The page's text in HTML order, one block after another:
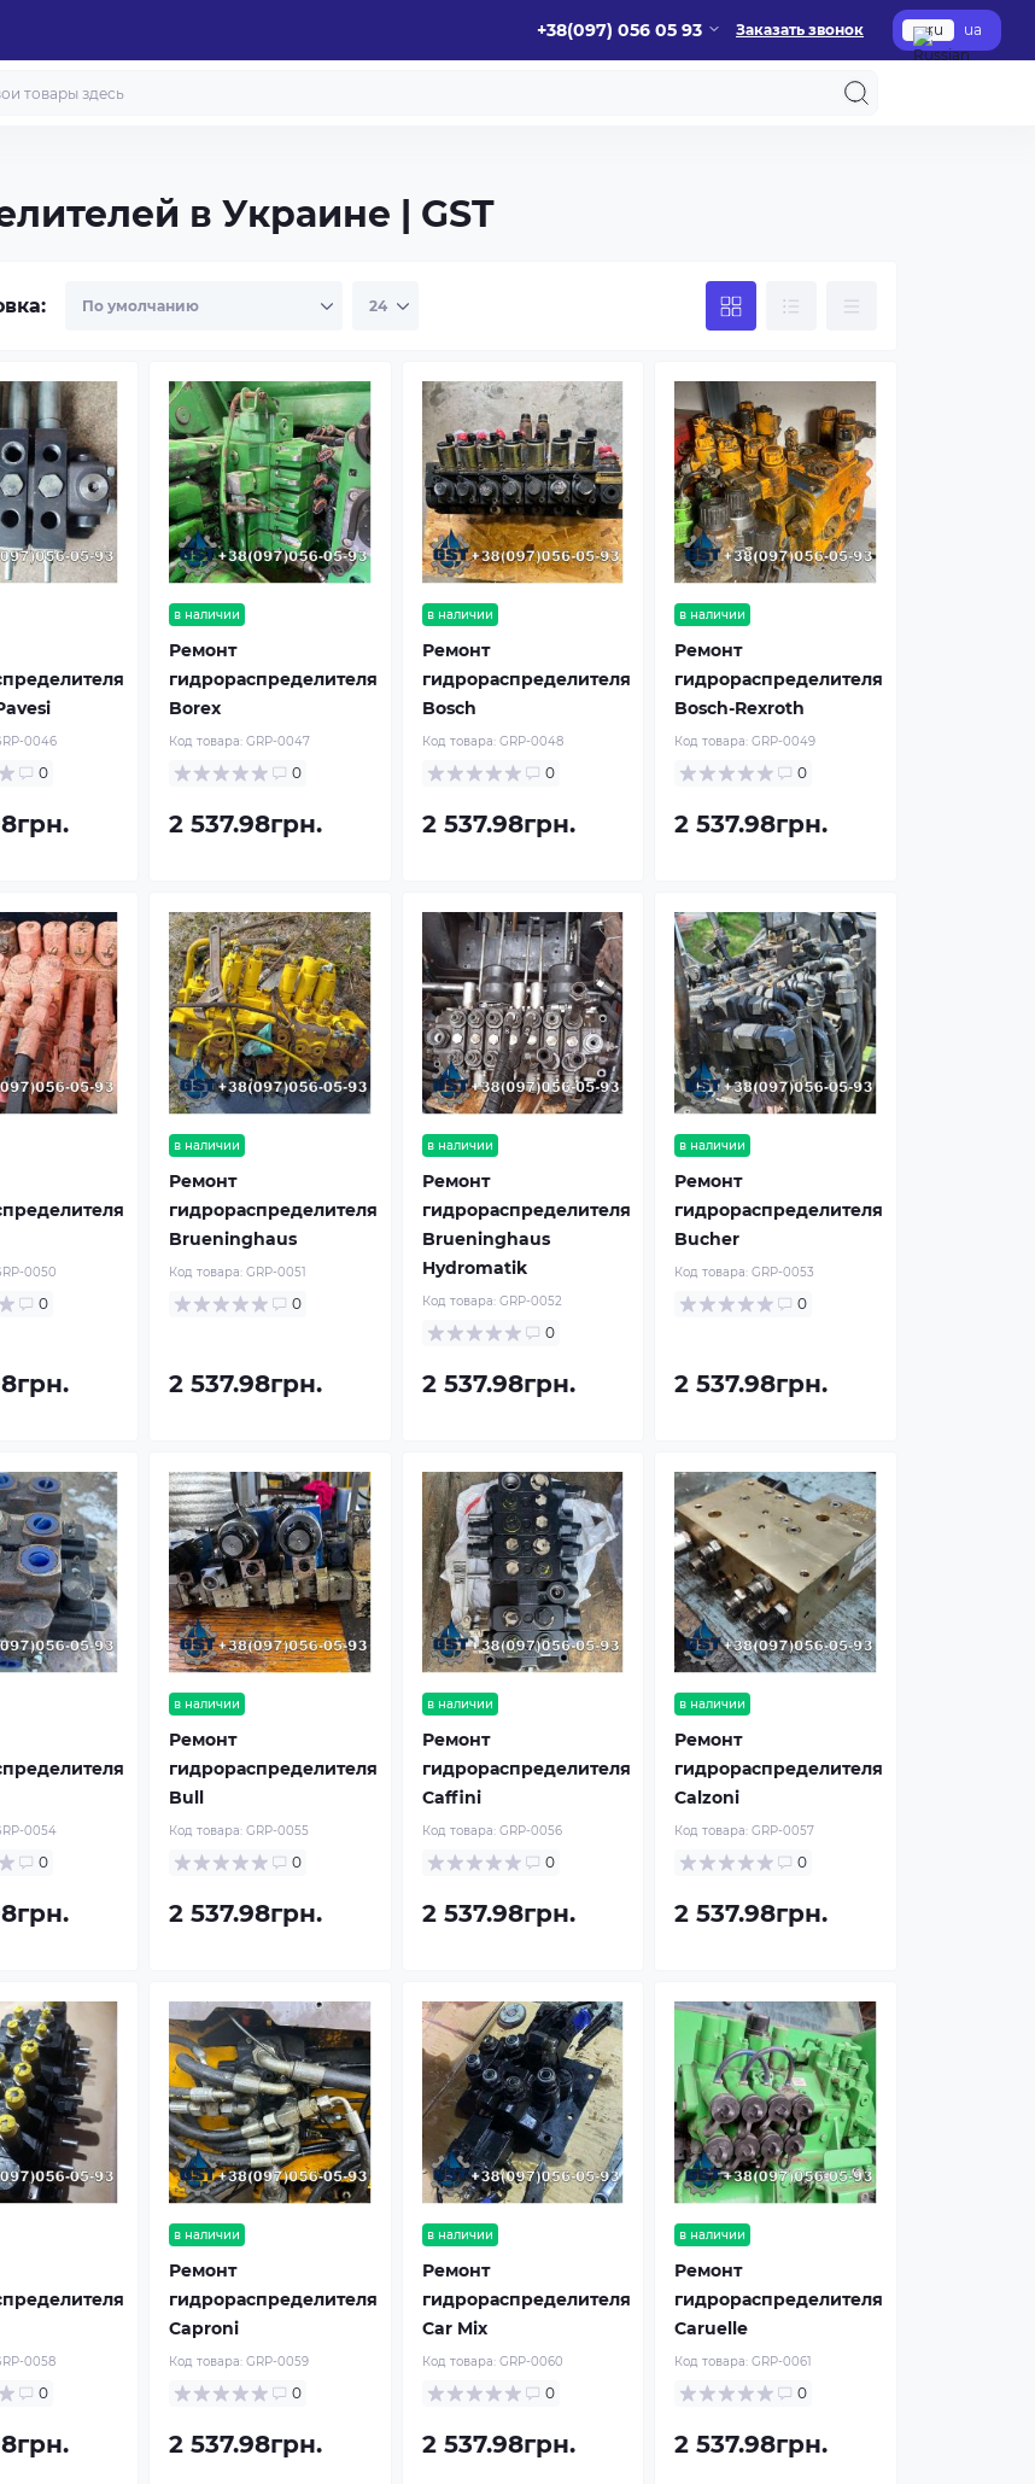
+38(097) 056 05 93 Заказать звонок ru ua
в Украине | GST
0046
0
в наличии
Ремонт
гидрораспределителя
Borex
Код товара: GRP-0047
0
2 537.98грн.
в наличии
Ремонт
гидрораспределителя
Bosch
Код товара: GRP-0048
0
2 537.98грн.
в наличии
Ремонт
гидрораспределителя
Bosch-Rexroth
Код товара:GRP-0049
0
2 537.98грн.
0050
0
в наличии
Ремонт
гидрораспределителя
Brueninghaus
Код товара: GRP-0051
0
2 537.98грн.
в наличии
Ремонт
гидрораспределителя
Brueninghaus
Hydromatik
Код товара: GRP-0052
0
2 537.98грн.
в наличии
Ремонт
гидрораспределителя
Bucher
Код товара:GRP-0053
0
2 537.98грн.
0054
0
в наличии
Ремонт
гидрораспределителя
Bull
Код товара: GRP-0055
0
2 537.98грн.
в наличии
Ремонт
гидрораспределителя
Caffini
Код товара: GRP-0056
0
2 537.98грн.
в наличии
Ремонт
гидрораспределителя
Calzoni
Код товара:GRP-0057
0
2 537.98грн.
0058
0
в наличии
Ремонт
гидрораспределителя
Caproni
Код товара: GRP-0059
0
2 537.98грн.
в наличии
Ремонт
гидрораспределителя
Car Mix
Код товара: GRP-0060
0
2 537.98грн.
в наличии
Ремонт
гидрораспределителя
Caruelle
Код товара:GRP-0061
0
2 537.98грн.